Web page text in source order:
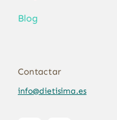
Blog
Contactar
info@dietisima.es